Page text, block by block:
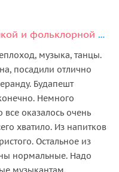
Круиз с ужином, живой музыкой и фольклорной программой
музыка, танцы.
посадили отлично
Будапешт
Немного
оказалось очень
хватило. Из напитков
Остальное из
нормальные. Надо